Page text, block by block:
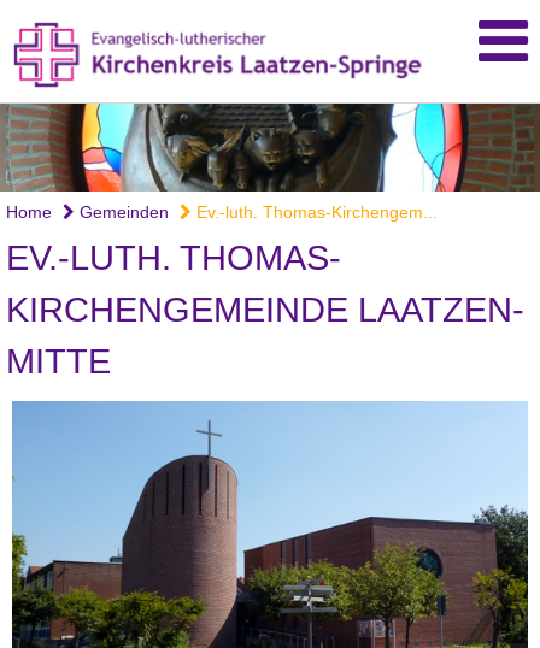
Home Gemeinden Ev.-luth. Thomas-Kirchengem...
EV.-LUTH. THOMAS-
KIRCHENGEMEINDE LAATZEN-
MITTE